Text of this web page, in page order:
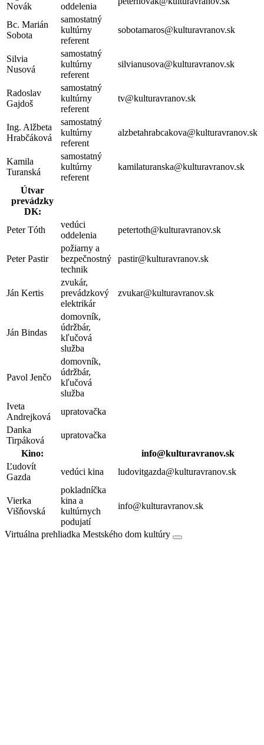
Novák
oddelenia
Bc. Marián
Sobota
samostatný
kultúrny
referent
sobotamaros@kulturavranov.sk
Silvia
Nusová
samostatný
kultúrny
referent
silvianusova@kulturavranov.sk
Radoslav
Gajdoš
samostatný
kultúrny
referent
tv@kulturavranov.sk
Ing. Alžbeta
Hrabčáková
samostatný
kultúrny
referent
alzbetahrabcakova@kulturavranov.sk
Kamila
Turanská
samostatný
kultúrny
referent
kamilaturanska@kulturavranov.sk
Útvar
prevádzky
DK:
Peter Tóth
vedúci
oddelenia
petertoth@kulturavranov.sk
Peter Pastir
požiarny a
bezpečnostný
technik
pastir@kulturavranov.sk
Ján Kertis
zvukár,
prevádzkový
elektrikár
zvukar@kulturavranov.sk
Ján Bindas
domovník,
údržbár,
kľučová
služba
Pavol Jenčo
domovník,
údržbár,
kľučová
služba
Iveta
Andrejková
upratovačka
Danka
Tirpáková
upratovačka
Kino:
info@kulturavranov.sk
Ľudovít
Gazda
vedúci kina ludovitgazda@kulturavranov.sk
Vierka
Višňovská
pokladníčka
kina a
kultúrnych
podujatí
info@kulturavranov.sk
Virtuálna prehliadka Mestského dom kultúry